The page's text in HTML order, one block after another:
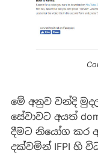
මේ අනුව වන්දි
සේවාවට අයත්
දීමට නියෝග කර
දක්වමින් IFPI හි